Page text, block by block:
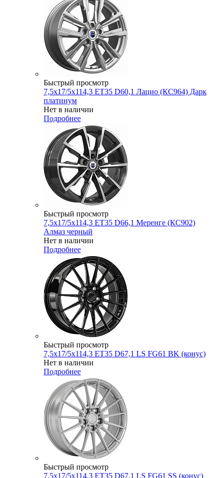
Быстрый просмотр
7,5x17/5x114,3 ET35 D60,1 Лацио (КС964) Дарк
платинум
Нет в наличии
Подробнее
Быстрый просмотр
7,5x17/5x114,3 ET35 D66,1 Меренге (КС902)
Алмаз черный
Нет в наличии
Подробнее
Быстрый просмотр
7,5x17/5x114,3 ET35 D67,1 LS FG61 BK (конус)
Нет в наличии
Подробнее
Быстрый просмотр
7,5x17/5x114,3 ET35 D67,1 LS FG61 SS (конус)